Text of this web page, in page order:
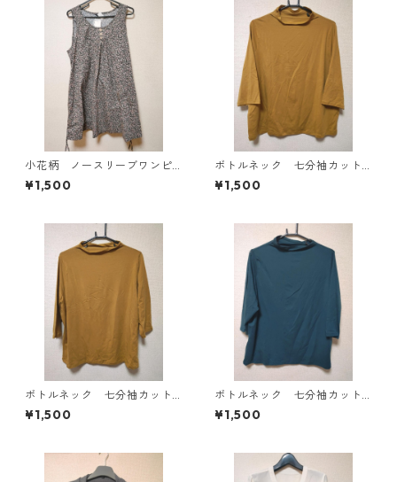
小花柄 ノースリーブワンピ
ース ４Ｌ ブラック KAE-
4819
¥1,500
ボトルネック 七分袖カット
ソー ４Ｌ マスタード KA
E-4818
¥1,500
ボトルネック 七分袖カット
ソー ４Ｌ マスタード KA
E-4816
¥1,500
ボトルネック 七分袖カット
ソー ４Ｌ ティールグリー
ン KAE-4815
¥1,500